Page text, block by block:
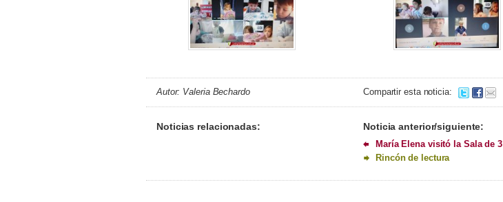
Autor: Valeria Bechardo Compartir esta noticia:
Noticias relacionadas: Noticia anterior/siguiente:
María Elena visitó la Sala de 3
Rincón de lectura